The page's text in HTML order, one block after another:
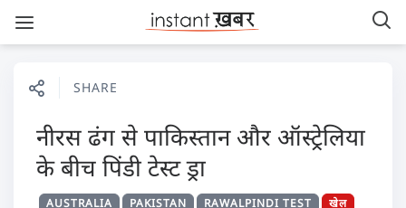
SHARE
नीरस ढंग से पाकिस्तान और ऑस्ट्रेलिया
के बीच पिंडी टेस्ट ड्रा
AUSTRALIA PAKISTAN RAWALPINDI TEST खेल